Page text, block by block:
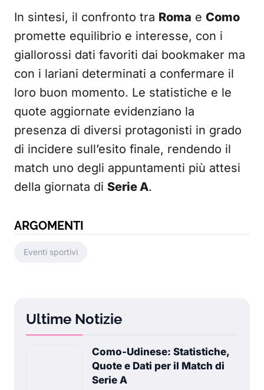
In sintesi, il confronto tra Roma e Como
promette equilibrio e interesse, con i
giallorossi dati favoriti dai bookmaker ma
con i lariani determinati a confermare il
loro buon momento. Le statistiche e le
quote aggiornate evidenziano la
presenza di diversi protagonisti in grado
di incidere sull’esito finale, rendendo il
match uno degli appuntamenti più attesi
della giornata di Serie A.
ARGOMENTI
Eventi sportivi
Ultime Notizie
Como-Udinese: Statistiche,
Quote e Dati per il Match di
Serie A